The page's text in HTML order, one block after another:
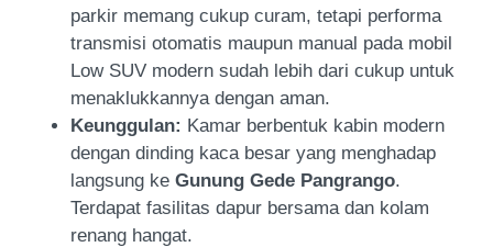
parkir memang cukup curam, tetapi performa
transmisi otomatis maupun manual pada mobil
Low SUV modern sudah lebih dari cukup untuk
menaklukkannya dengan aman.
Keunggulan: Kamar berbentuk kabin modern
dengan dinding kaca besar yang menghadap
langsung ke Gunung Gede Pangrango.
Terdapat fasilitas dapur bersama dan kolam
renang hangat.